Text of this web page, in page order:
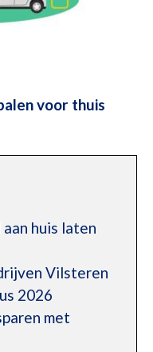
voor thuis
huis laten
Vilsteren
2026
met